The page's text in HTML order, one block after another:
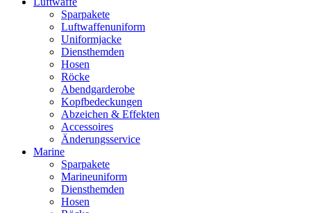
Sparpakete
Luftwaffenuniform
Uniformjacke
Diensthemden
Hosen
Röcke
Abendgarderobe
Kopfbedeckungen
Abzeichen & Effekten
Accessoires
Änderungsservice
Marine
Sparpakete
Marineuniform
Diensthemden
Hosen